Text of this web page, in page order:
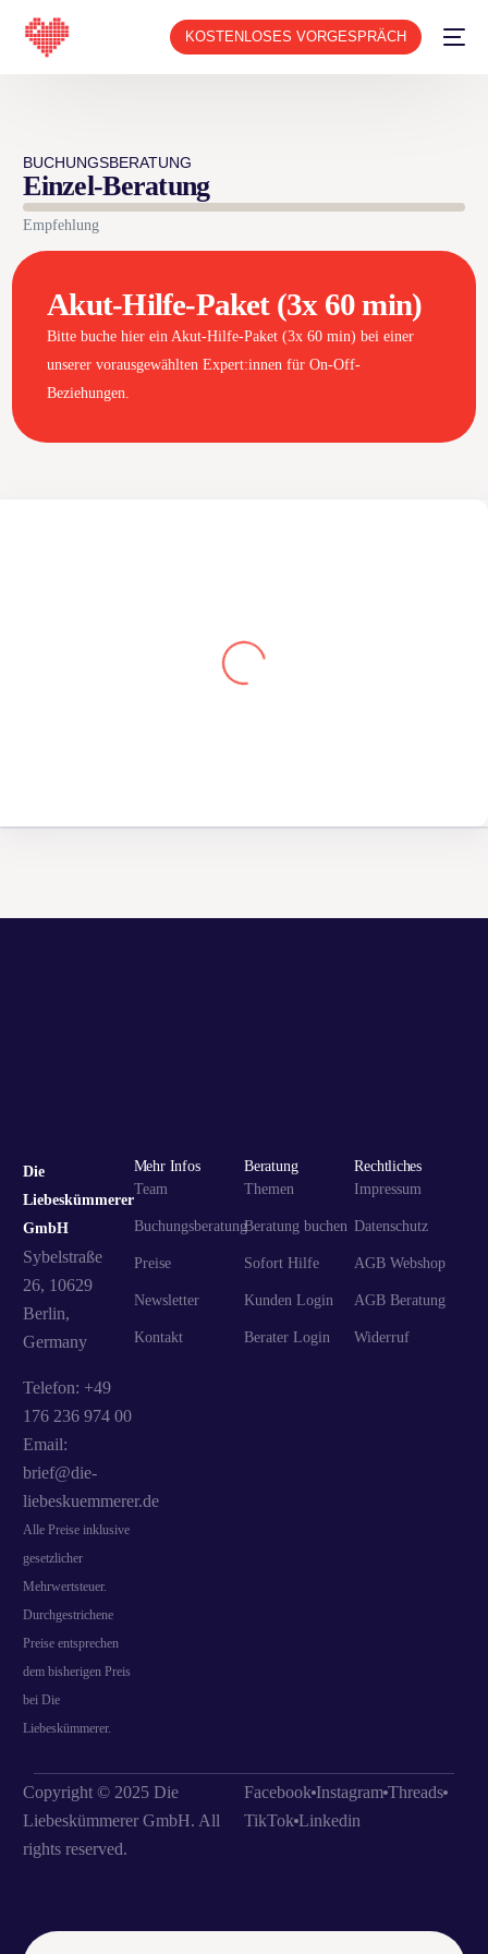
KOSTENLOSES VORGESPRÄCH
BUCHUNGSBERATUNG
Einzel-Beratung
Empfehlung
Akut-Hilfe-Paket (3x 60 min)
Bitte buche hier ein Akut-Hilfe-Paket (3x 60 min) bei einer
unserer vorausgewählten Expert:innen für On-Off-
Beziehungen.
Die
Liebeskümmerer
GmbH
Sybelstraße
26, 10629
Berlin,
Germany
Telefon: +49
176 236 974 00
Email:
brief@die-
liebeskuemmerer.de
Alle Preise inklusive
gesetzlicher
Mehrwertsteuer.
Durchgestrichene
Preise entsprechen
dem bisherigen Preis
bei Die
Liebeskümmerer.
Mehr Infos
Team
Buchungsberatung
Preise
Newsletter
Kontakt
Beratung
Themen
Beratung buchen
Sofort Hilfe
Kunden Login
Berater Login
Rechtliches
Impressum
Datenschutz
AGB Webshop
AGB Beratung
Widerruf
Copyright © 2025 Die
Liebeskümmerer GmbH. All
rights reserved.
Facebook Instagram Threads
TikTok Linkedin